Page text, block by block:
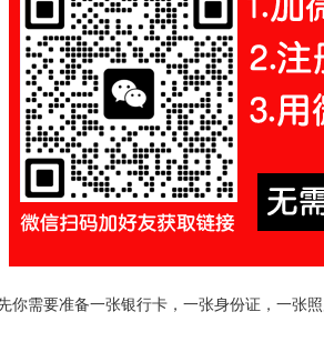
你需要准备一张银行卡，一张身份证，一张照